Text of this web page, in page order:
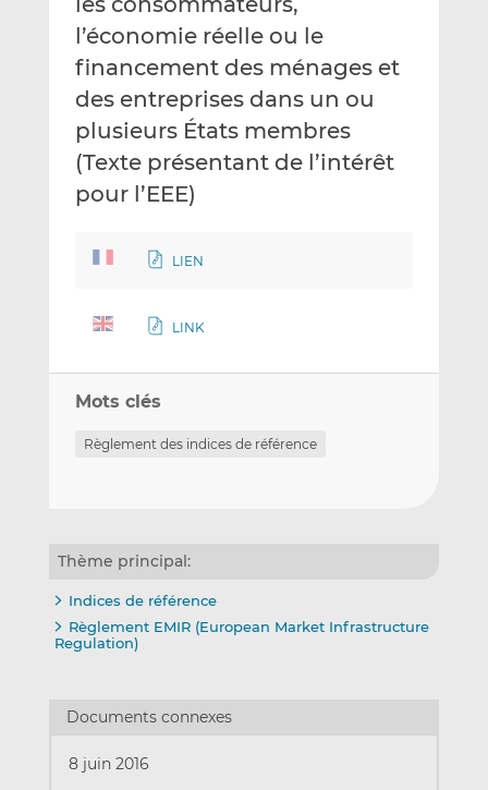
l’économie réelle ou le
financement des ménages et
des entreprises dans un ou
plusieurs États membres
(Texte présentant de l’intérêt
pour l’EEE)
LIEN
LINK
Mots clés
Règlement des indices de référence
Thème principal:
Indices de référence
Règlement EMIR (European Market Infrastructure
Regulation)
Documents connexes
8 juin 2016